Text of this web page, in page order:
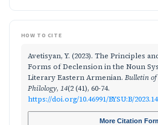
HOW TO CITE
Avetisyan, Y. (2023). The Principles
Forms of Declension in the Noun
Literary Eastern Armenian. Bulletin of
Philology, 14(2 (41), 60-74.
https://doi.org/10.46991/BYSU:B/
More Citation